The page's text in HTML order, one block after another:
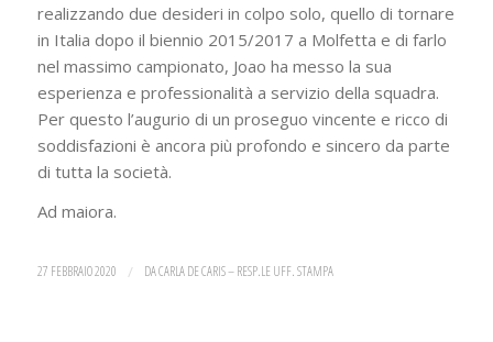
realizzando due desideri in colpo solo, quello di tornare
in Italia dopo il biennio 2015/2017 a Molfetta e di farlo
nel massimo campionato, Joao ha messo la sua
esperienza e professionalità a servizio della squadra.
Per questo l’augurio di un proseguo vincente e ricco di
soddisfazioni è ancora più profondo e sincero da parte
di tutta la società.
Ad maiora.
27 FEBBRAIO 2020 / DACARLA DE CARIS – RESP.LE UFF. STAMPA